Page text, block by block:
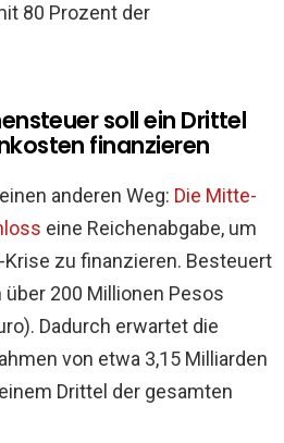
80 Prozent der
soll ein Drittel
finanzieren
anderen Weg: Die Mitte-
eine Reichenabgabe, um
Krise zu finanzieren. Besteuert
200 Millionen Pesos
Dadurch erwartet die
von etwa 3,15 Milliarden
Drittel der gesamten